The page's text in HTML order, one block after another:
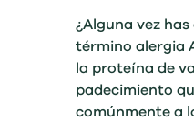
¿Alguna vez has
término alergia
la proteína de
padecimiento
comúnmente a